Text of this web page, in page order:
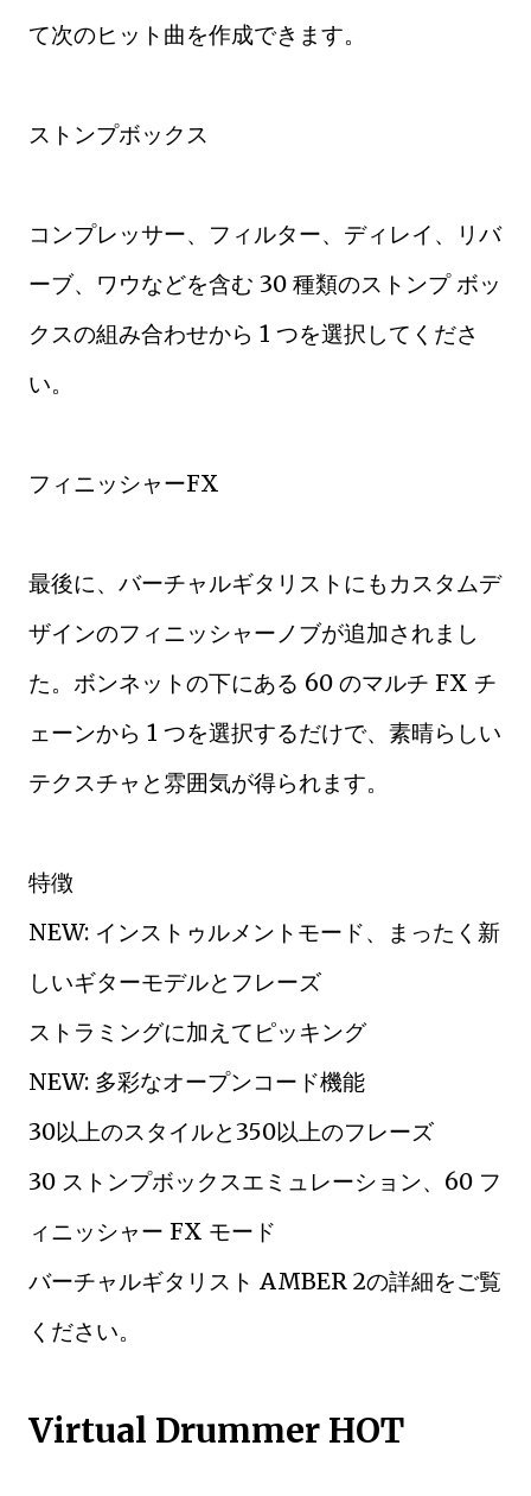
て次のヒット曲を作成できます。
ストンプボックス
コンプレッサー、フィルター、ディレイ、リバ
ーブ、ワウなどを含む 30 種類のストンプ ボッ
クスの組み合わせから 1 つを選択してくださ
い。
フィニッシャーFX
最後に、バーチャルギタリストにもカスタムデ
ザインのフィニッシャーノブが追加されまし
た。ボンネットの下にある 60 のマルチ FX チ
ェーンから 1 つを選択するだけで、素晴らしい
テクスチャと雰囲気が得られます。
特徴
NEW: インストゥルメントモード、まったく新
しいギターモデルとフレーズ
ストラミングに加えてピッキング
NEW: 多彩なオープンコード機能
30以上のスタイルと350以上のフレーズ
30 ストンプボックスエミュレーション、60 フ
ィニッシャー FX モード
バーチャルギタリスト AMBER 2の詳細をご覧
ください。
Virtual Drummer HOT